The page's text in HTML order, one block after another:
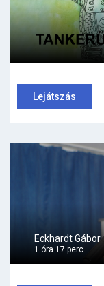
Lejátszás
Eckhardt Gábor
1 óra 17 perc